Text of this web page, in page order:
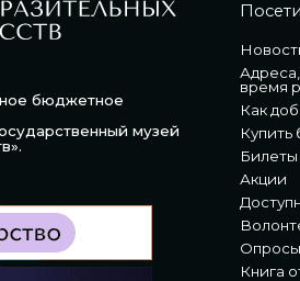
бюджетное
музей
время
Как
Купить
Акции
Опросы
Книга